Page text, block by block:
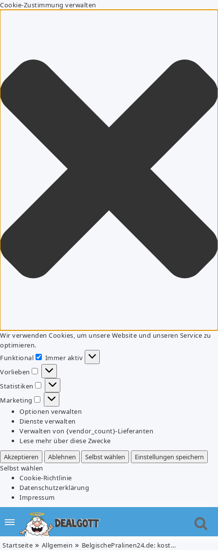
Cookie-Zustimmung verwalten
Wir verwenden Cookies, um unsere Website und unseren Service zu
optimieren.
Funktional
Funktional
Immer aktiv
Vorlieben
Vorlieben
Statistiken
Statistiken
Marketing
Marketing
Optionen verwalten
Dienste verwalten
Verwalten von {vendor_count}-Lieferanten
Lese mehr über diese Zwecke
Akzeptieren
Ablehnen Selbst wählen
Einstellungen speichern
Selbst wählen
Cookie-Richtlinie
Datenschutzerklärung
Impressum
Startseite Allgemein BelgischePralinen24.de: kostenlos eine von acht verschiedenen Mischungen bestellen